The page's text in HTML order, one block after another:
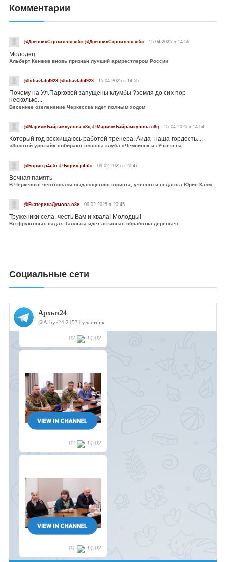
Комментарии
@ДневникСтроителя-ш5ж @ДневникСтроителя-ш5ж 15.04.2025 в 14:56
Молодец
Альберт Кенжев вновь признан лучший армрестлером России
@lidiavlab4923 @lidiavlab4923 15.04.2025 в 14:55
Почему на Ул.Парковой запущены клумбы ?земля до сих пор
несколько...
Весеннее озеленение Черкесска идет полным ходом
@МариямБайрамкулова-э8ц @МариямБайрамкулова-э8ц 15.04.2025 в 14:54
Который год восхищаюсь работой тренера. Аида- наша гордость....
«Золотой урожай» собирают пловцы клуба «Чемпион» из Учкекена
@Борис-р4л5т @Борис-р4л5т 09.02.2025 в 20:47
Вечная память
В Черкесске чествовали выдающегося юриста, учёного и педагога Юрия Калмыкова
@ЕкатеринаДумова-о8и 09.02.2025 в 20:45
Труженики села, честь Вам и хвала! Молодцы!
Во фруктовых садах Таллыка идет активная обработка деревьев
Социальные сети